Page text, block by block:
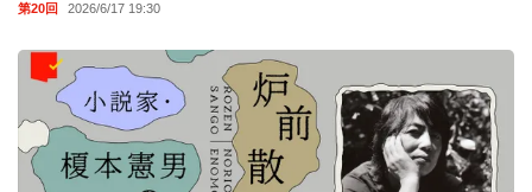
第20回 2026/6/17 19:30